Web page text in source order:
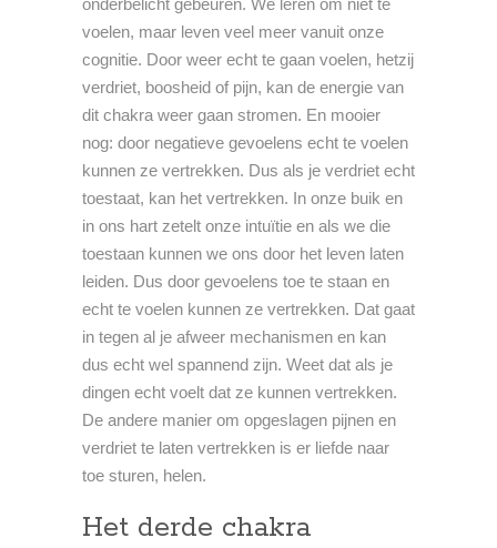
onderbelicht gebeuren. We leren om niet te
voelen, maar leven veel meer vanuit onze
cognitie. Door weer echt te gaan voelen, hetzij
verdriet, boosheid of pijn, kan de energie van
dit chakra weer gaan stromen. En mooier
nog: door negatieve gevoelens echt te voelen
kunnen ze vertrekken. Dus als je verdriet echt
toestaat, kan het vertrekken. In onze buik en
in ons hart zetelt onze intuïtie en als we die
toestaan kunnen we ons door het leven laten
leiden. Dus door gevoelens toe te staan en
echt te voelen kunnen ze vertrekken. Dat gaat
in tegen al je afweer mechanismen en kan
dus echt wel spannend zijn. Weet dat als je
dingen echt voelt dat ze kunnen vertrekken.
De andere manier om opgeslagen pijnen en
verdriet te laten vertrekken is er liefde naar
toe sturen, helen.
Het derde chakra